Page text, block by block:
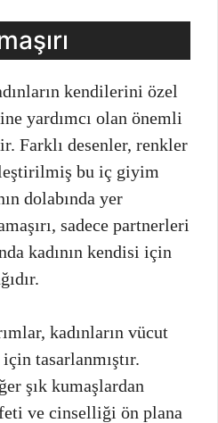
kendilerini özel
yardımcı olan önemli
Farklı desenler, renkler
bu iç giyim
dolabında yer
sadece partnerleri
kadının kendisi için
kadınların vücut
tasarlanmıştır.
şık kumaşlardan
ve cinselliği ön plana